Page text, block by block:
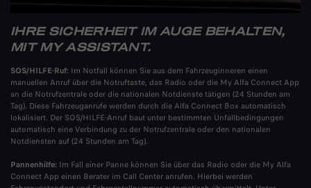
IHRE SICHERHEIT IM AUGE BEHALTEN,
MIT MY ASSISTANT.
SOS/HILFE-Ruf: Im Notfall können Sie aus dem Fahrzeuginneren einen
manuellen Anruf über die Notruftaste, das Radio oder die My Alfa Connect App
an die Notrufzentrale oder die nationalen Notdienste tätigen (24 Stunden am
Tag). Diese Fahrzeuganrufe werden durch die Alfa Connect Box automatisch
lokalisiert. Der SOS/HILFE-Anruf baut unter bestimmten Unfallbedingungen
automatisch eine Verbindung zu der Notrufzentrale oder den nationalen
Notdiensten auf (24 Stunden am Tag).
Pannenhilfe: Im Fall einer Panne können Sie über das Radio oder die My Alfa
Connect App einen Berater im Call Center anrufen. Hierbei werden